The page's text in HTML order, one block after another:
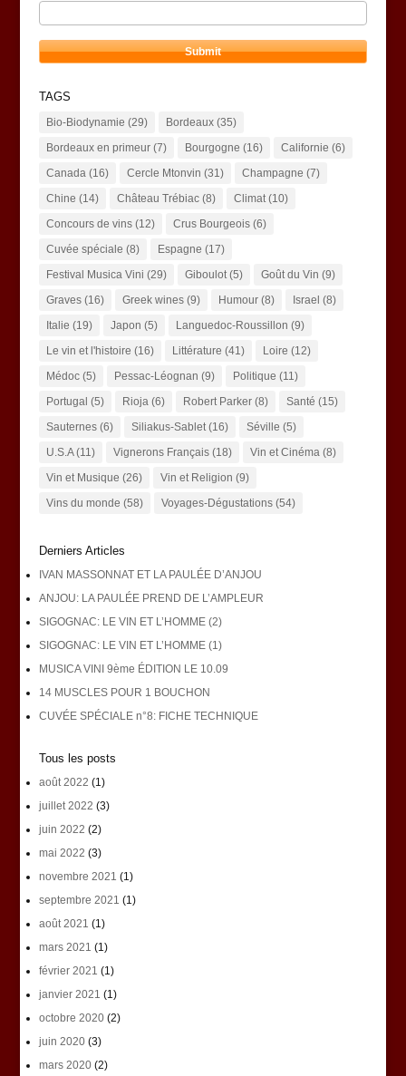
TAGS
Bio-Biodynamie (29) Bordeaux(35)
Bordeaux en primeur(7) Bourgogne (16) Californie (6)
Canada(16) Cercle Mtonvin (31) Champagne (7)
Chine (14) Château Trébiac(8) Climat(10)
Concours de vins(12) Crus Bourgeois(6)
Cuvée spéciale (8) Espagne (17)
Festival Musica Vini (29) Giboulot(5) Goût du Vin (9)
Graves(16) Greek wines(9) Humour(8) Israel (8)
Italie (19) Japon (5) Languedoc-Roussillon (9)
Le vin et l'histoire (16) Littérature (41) Loire (12)
Médoc(5) Pessac-Léognan (9) Politique (11)
Portugal (5) Rioja(6) Robert Parker(8) Santé (15)
Sauternes(6) Siliakus-Sablet(16) Séville (5)
U.S.A(11) Vignerons Français(18) Vin et Cinéma(8)
Vin et Musique (26) Vin et Religion (9)
Vins du monde (58) Voyages-Dégustations(54)
Derniers Articles
IVAN MASSONNAT ET LA PAULÉE D’ANJOU
ANJOU: LA PAULÉE PREND DE L’AMPLEUR
SIGOGNAC: LE VIN ET L’HOMME (2)
SIGOGNAC: LE VIN ET L’HOMME (1)
MUSICA VINI 9ème ÉDITION LE 10.09
14 MUSCLES POUR 1 BOUCHON
CUVÉE SPÉCIALE n°8: FICHE TECHNIQUE
Tous les posts
août 2022 (1)
juillet 2022 (3)
juin 2022 (2)
mai 2022 (3)
novembre 2021 (1)
septembre 2021 (1)
août 2021 (1)
mars 2021 (1)
février 2021 (1)
janvier 2021 (1)
octobre 2020(2)
juin 2020(3)
mars 2020(2)